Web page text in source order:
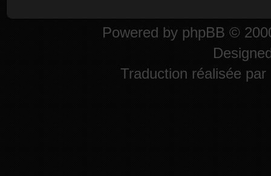
Powered by phpBB ©
Traduction réalisée par